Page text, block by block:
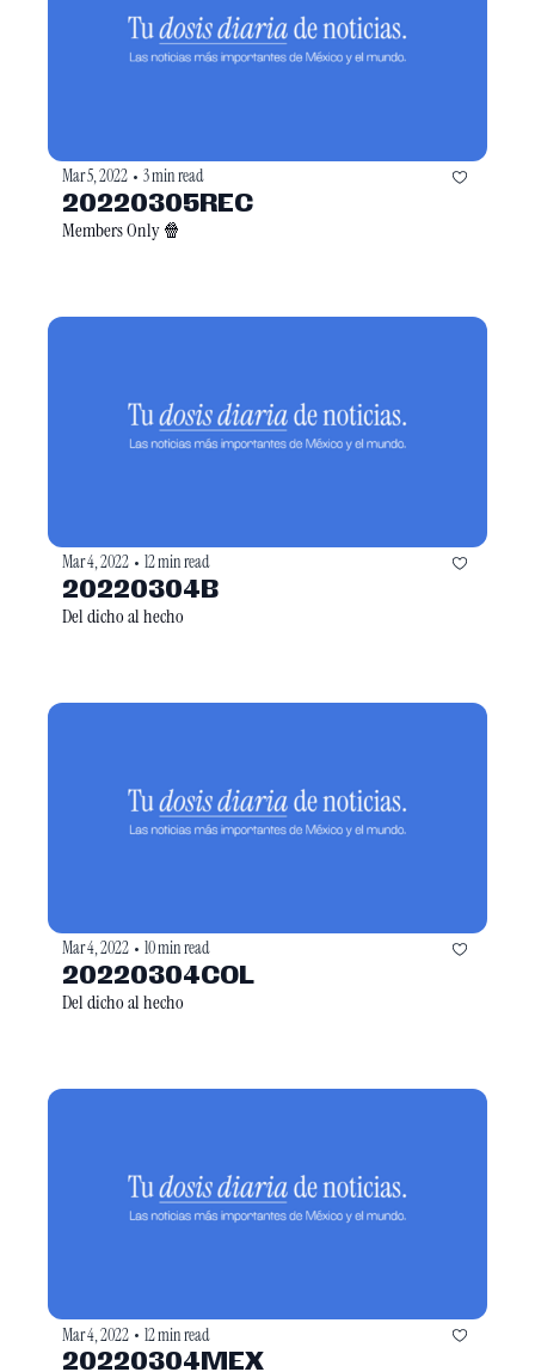
Mar 5, 2022 • 3 min read
20220305REC
Members Only 🍿
Mar 4, 2022 • 12 min read
20220304B
Del dicho al hecho
Mar 4, 2022 • 10 min read
20220304COL
Del dicho al hecho
Mar 4, 2022 • 12 min read
20220304MEX